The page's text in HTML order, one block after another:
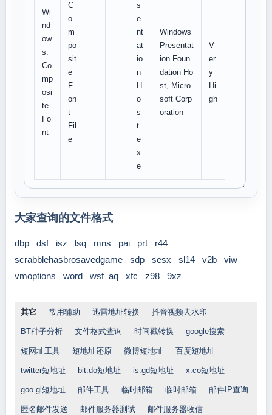
Wi
nd
ow
s.
Co
mp
osi
te
Fo
nt
C
o
m
po
sit
e
F
on
t
Fil
e
s
e
nt
at
io
n
H
o
s
t.
e
x
e
Windows
Presentat
ion Foun
dation Ho
st, Micro
soft Corp
oration
V
er
y
Hi
gh
大家查询的文件格式
dbp dsf isz lsq mns pai prt
r44
scrabblehasbrosavedgame
sdp sesx sl14 v2b
viw
vmoptions
word wsf_aq xfc z98 9xz
其它 常用辅助 迅雷地址转换 抖音视频去水印
BT种子分析 文件格式查询 时间戳转换 google搜索
短网址工具 短地址还原 微博短地址 百度短地址
twitter短地址 bit.do短地址 is.gd短地址 x.co短地址
goo.gl短地址 邮件工具 临时邮箱 临时邮箱 邮件IP查询
匿名邮件发送 邮件服务器测试 邮件服务器收信